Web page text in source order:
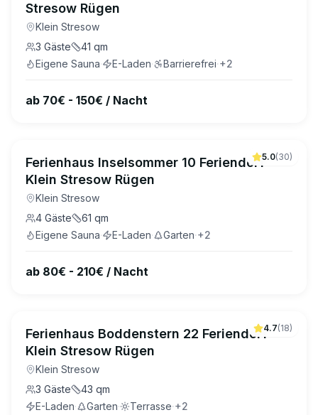
Stresow Rügen
Klein Stresow
3 Gäste 41 qm
Eigene Sauna· E-Laden· Barrierefrei·+2
ab 70€ - 150€ / Nacht
5.0(30)
Ferienhaus Inselsommer 10 Feriendorf
Klein Stresow Rügen
Klein Stresow
4 Gäste 61 qm
Eigene Sauna· E-Laden· Garten·+2
ab 80€ - 210€ / Nacht
4.7(18)
Ferienhaus Boddenstern 22 Feriendorf
Klein Stresow Rügen
Klein Stresow
3 Gäste 43 qm
E-Laden· Garten· Terrasse·+2